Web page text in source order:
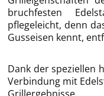
bruchfesten
pflegeleicht, denn
Gusseisen kennt,
Dank der speziellen
Verbindung mit